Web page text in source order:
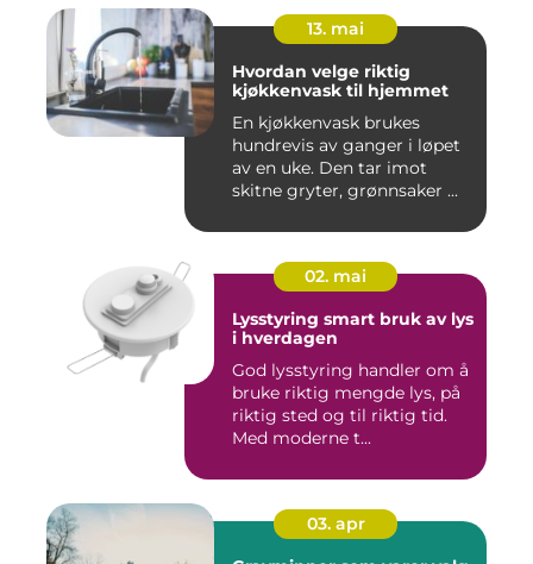
13. mai
Hvordan velge riktig
kjøkkenvask til hjemmet
En kjøkkenvask brukes
hundrevis av ganger i løpet
av en uke. Den tar imot
skitne gryter, grønnsaker ...
02. mai
Lysstyring smart bruk av lys
i hverdagen
God lysstyring handler om å
bruke riktig mengde lys, på
riktig sted og til riktig tid.
Med moderne t...
03. apr